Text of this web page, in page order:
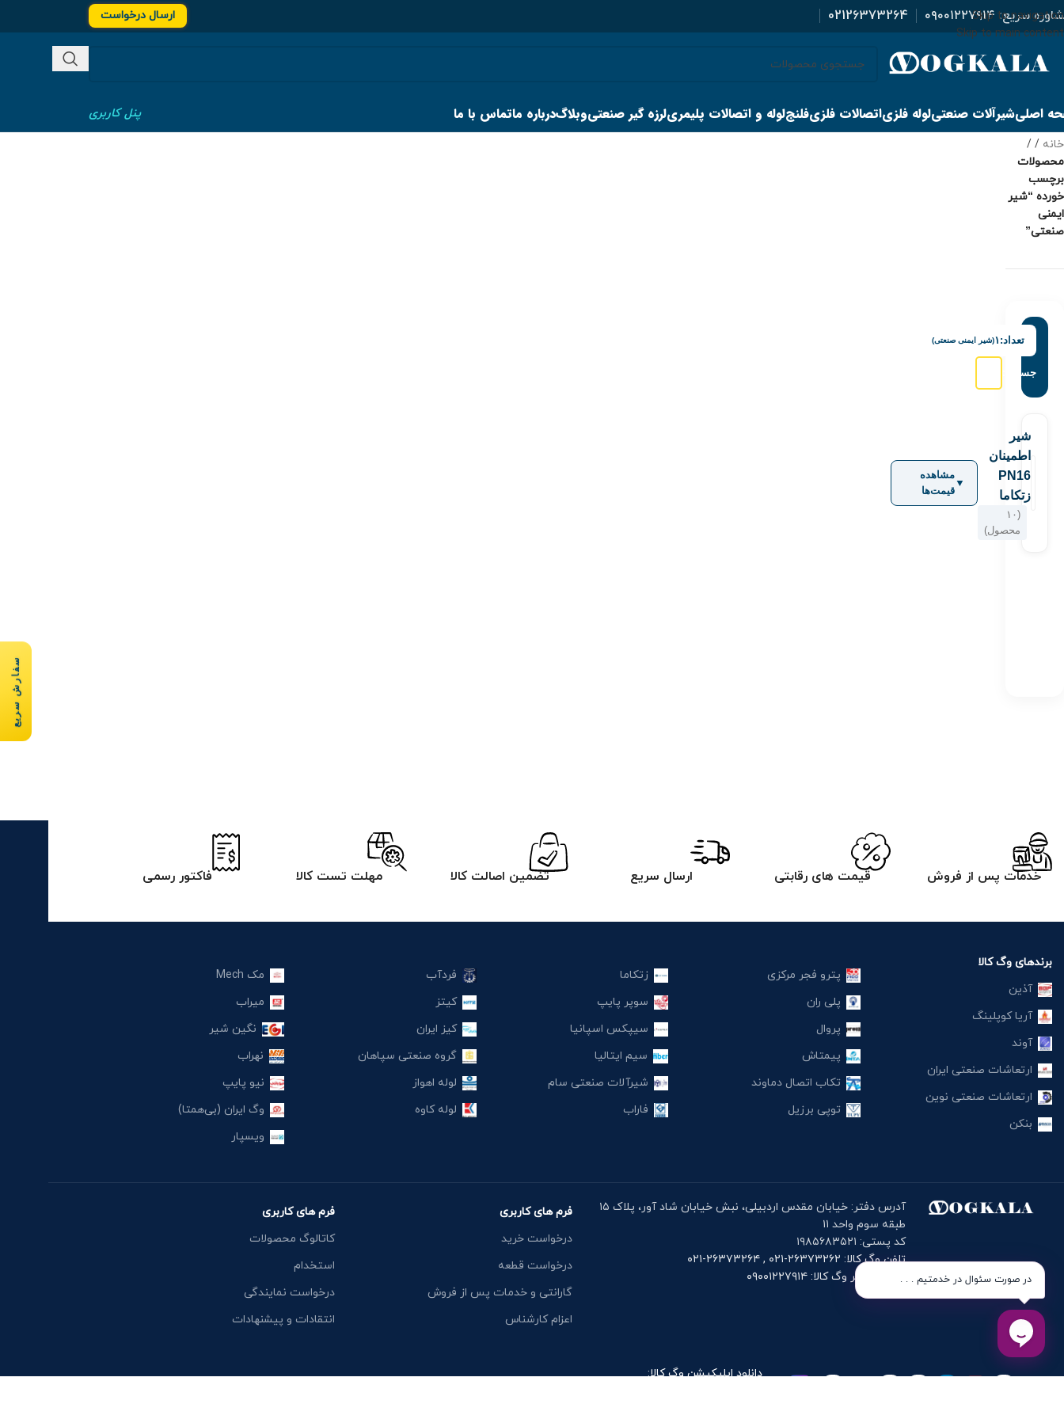
Skip to navigation
Skip to main content
سریع:۰۹۰۰۱۲۲۷۹۱۴ 02126373264 ارسال درخواست
اصلیشیرآلات صنعتیلوله فلزیاتصالات فلزیفلنجلوله و اتصالات پلیمریلرزه گیر صنعتیوبلاگدرباره ماتماس با ما پنل کاربری
خانه /
محصولات
برچسب
خورده “شیر
ایمنی
صنعتی”
تعداد: ۱(شیر ایمنی صنعتی)
جستجو:
شیر
اطمینان
PN16
زتکاما
(۱۰
محصول)
▼
مشاهده
قیمت‌ها
خدمات پس از فروش قیمت های رقابتی ارسال سریع تضمین اصالت کالا مهلت تست کالا فاکتور رسمی
برندهای وگ کالا
آذین
آریا کوپلینگ
آوند
ارتعاشات صنعتی ایران
ارتعاشات صنعتی نوین
بنکن
پترو فجر مرکزی
پلی ران
پروال
پیمتاش
تکاب اتصال دماوند
توپی برزیل
زتکاما
سوپر پایپ
سیپکس اسپانیا
سیم ایتالیا
شیرآلات صنعتی سام
فاراب
فردآب
کیتز
کیز ایران
گروه صنعتی سپاهان
لوله اهواز
لوله کاوه
مک Mech
میراب
نگین شیر
نهراب
نیو پایپ
وگ ایران (بی‌همتا)
ویسپار
آدرس دفتر: خیابان مقدس اردبیلی، نبش خیابان شاد آور، پلاک ۱۵
طبقه سوم واحد ۱۱
کد پستی: ۱۹۸۵۶۸۳۵۲۱
تلفن وگ کالا: ۲۶۳۷۳۲۶۲-۰۲۱ , ۲۶۳۷۳۲۶۴-۰۲۱
موبایل دفتر وگ کالا: ۰۹۰۰۱۲۲۷۹۱۴
فرم های کاربری
درخواست خرید
درخواست قطعه
گارانتی و خدمات پس از فروش
اعزام کارشناس
فرم های کاربری
کاتالوگ محصولات
استخدام
درخواست نمایندگی
انتقادات و پیشنهادات
دانلود اپلیکیشن وگ کالا:
در صورت سئوال در خدمتیم . . .
سفارش سریع